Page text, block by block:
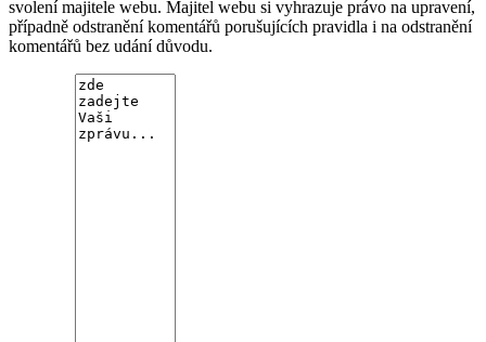
svolení majitele webu. Majitel webu si vyhrazuje právo na upravení,
případně odstranění komentářů porušujících pravidla i na odstranění
komentářů bez udání důvodu.